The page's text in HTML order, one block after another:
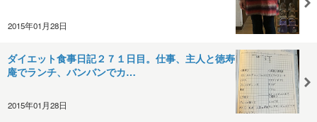
2015年01月28日
ダイエット食事日記２７１日目。仕事、主人と徳寿
庵でランチ、バンバンでカ…
2015年01月28日